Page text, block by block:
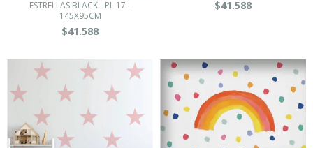
ESTRELLAS BLACK - PL 17 -
145X95CM
$41.588
$41.588